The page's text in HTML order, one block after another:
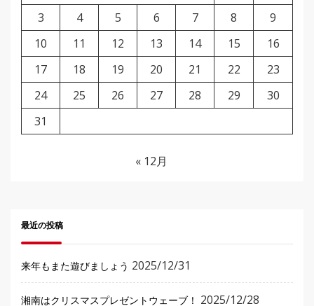
3
4 5 6 7 8
9
10
11 12 13 14 15
16
17
18 19 20 21 22
23
24
25 26 27 28 29
30
31
« 12月
最近の投稿
来年もまた遊びましょう 2025/12/31
湘南はクリスマスプレゼントウェーブ！ 2025/12/28